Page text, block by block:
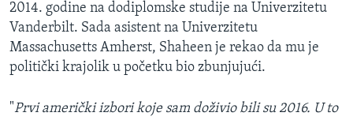
2014. godine na dodiplomske studije na Univerzitetu
Vanderbilt. Sada asistent na Univerzitetu
Massachusetts Amherst, Shaheen je rekao da mu je
politički krajolik u početku bio zbunjujući.
"Prvi američki izbori koje sam doživio bili su 2016. U to